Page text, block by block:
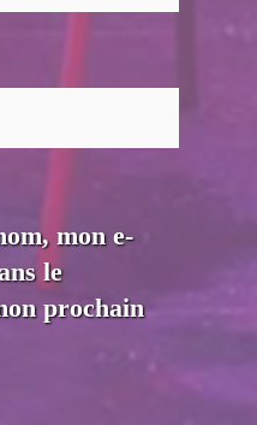
mon e-
le
prochain